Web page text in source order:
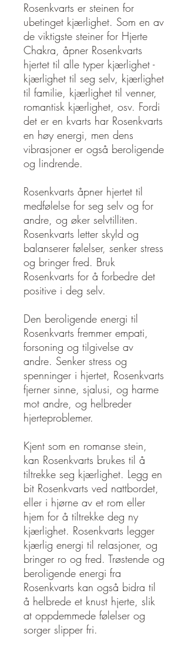
Rosenkvarts er steinen for
ubetinget kjærlighet. Som en av
de viktigste steiner for Hjerte
Chakra, åpner Rosenkvarts
hjertet til alle typer kjærlighet -
kjærlighet til seg selv, kjærlighet
til familie, kjærlighet til venner,
romantisk kjærlighet, osv. Fordi
det er en kvarts har Rosenkvarts
en høy energi, men dens
vibrasjoner er også beroligende
og lindrende.
Rosenkvarts åpner hjertet til
medfølelse for seg selv og for
andre, og øker selvtilliten.
Rosenkvarts letter skyld og
balanserer følelser, senker stress
og bringer fred. Bruk
Rosenkvarts for å forbedre det
positive i deg selv.
Den beroligende energi til
Rosenkvarts fremmer empati,
forsoning og tilgivelse av
andre. Senker stress og
spenninger i hjertet, Rosenkvarts
fjerner sinne, sjalusi, og harme
mot andre, og helbreder
hjerteproblemer.
Kjent som en romanse stein,
kan Rosenkvarts brukes til å
tiltrekke seg kjærlighet. Legg en
bit Rosenkvarts ved nattbordet,
eller i hjørne av et rom eller
hjem for å tiltrekke deg ny
kjærlighet. Rosenkvarts legger
kjærlig energi til relasjoner, og
bringer ro og fred. Trøstende og
beroligende energi fra
Rosenkvarts kan også bidra til
å helbrede et knust hjerte, slik
at oppdemmede følelser og
sorger slipper fri.